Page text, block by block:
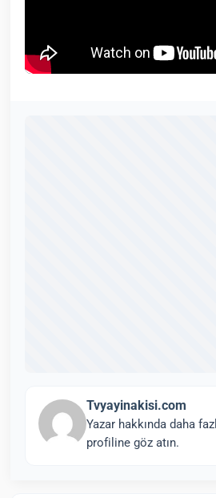
Tvyayinakisi.com
Yazar hakkında daha
profiline göz atın.